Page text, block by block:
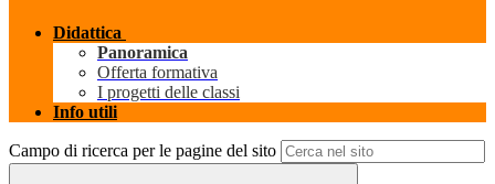
Didattica
Panoramica
Offerta formativa
I progetti delle classi
Info utili
Campo di ricerca per le pagine del sito